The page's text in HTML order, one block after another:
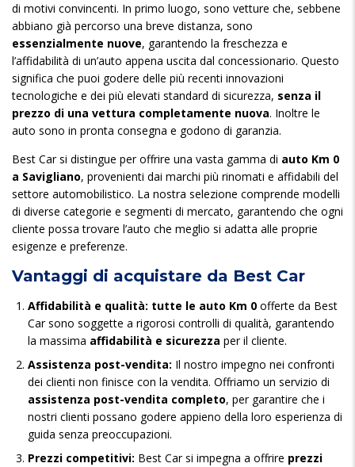
di motivi convincenti. In primo luogo, sono vetture che, sebbene
abbiano già percorso una breve distanza, sono
essenzialmente nuove, garantendo la freschezza e
l’affidabilità di un’auto appena uscita dal concessionario. Questo
significa che puoi godere delle più recenti innovazioni
tecnologiche e dei più elevati standard di sicurezza, senza il
prezzo di una vettura completamente nuova. Inoltre le
auto sono in pronta consegna e godono di garanzia.
Best Car si distingue per offrire una vasta gamma di auto Km 0
a Savigliano, provenienti dai marchi più rinomati e affidabili del
settore automobilistico. La nostra selezione comprende modelli
di diverse categorie e segmenti di mercato, garantendo che ogni
cliente possa trovare l’auto che meglio si adatta alle proprie
esigenze e preferenze.
Vantaggi di acquistare da Best Car
Affidabilità e qualità: tutte le auto Km 0 offerte da Best
Car sono soggette a rigorosi controlli di qualità, garantendo
la massima affidabilità e sicurezza per il cliente.
Assistenza post-vendita: Il nostro impegno nei confronti
dei clienti non finisce con la vendita. Offriamo un servizio di
assistenza post-vendita completo, per garantire che i
nostri clienti possano godere appieno della loro esperienza di
guida senza preoccupazioni.
Prezzi competitivi: Best Car si impegna a offrire prezzi